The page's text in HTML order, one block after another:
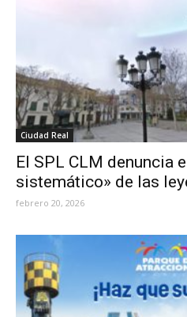
Ciudad Real
El SPL CLM denuncia
sistemático» de las
febrero 20, 2026